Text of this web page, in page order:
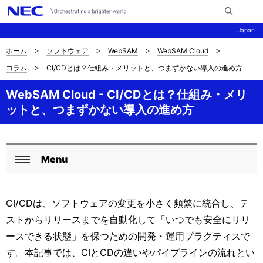
Japan
イ
検
メ
ニ
ュ
ナ
ビ
ゲ
ー
ョ
サ
イ
ト
内
の
現
位
置
ホーム ソフトウェア WebSAM
WebSAM Cloud
コラム
CI/CDとは？仕組み・メリットと、つまずかない導入の進め方
WebSAM Cloud - CI/CDとは？仕組み・メリ
ットと、つまずかない導入の進め方
ロ
カ
ナ
る
Menu
CI/CDは、ソフトウェアの変更を小さく頻繁に統合し、テ
ストからリリースまでを自動化して「いつでも安全にリリ
ースできる状態」を保つための開発・運用プラクティスで
す。本記事では、CIとCDの違いやパイプラインの流れとい